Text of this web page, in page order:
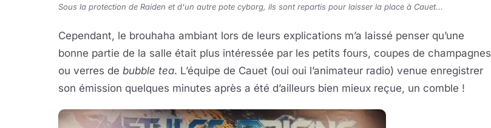
Sous la protection de Raiden et d'un autre pote cyborg, ils sont repartis pour laisser la place à Cauet...
Cependant, le brouhaha ambiant lors de leurs explications m’a laissé penser qu’une
bonne partie de la salle était plus intéressée par les petits fours, coupes de champagnes
ou verres de bubble tea. L’équipe de Cauet (oui oui l’animateur radio) venue enregistrer
son émission quelques minutes après a été d’ailleurs bien mieux reçue, un comble !